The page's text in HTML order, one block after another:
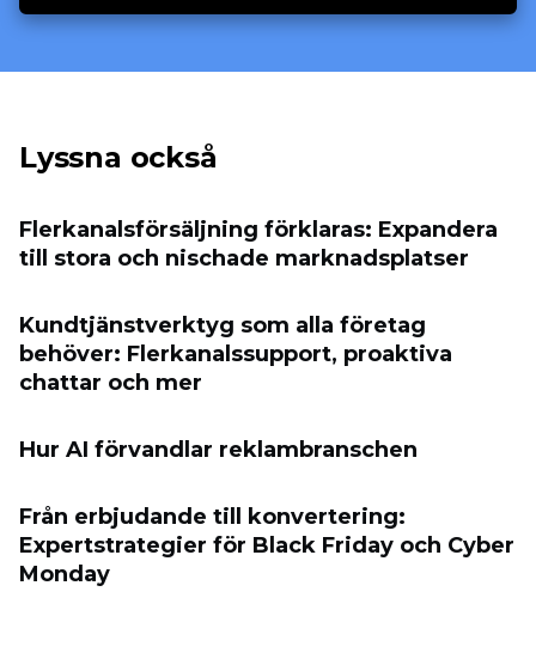
Lyssna också
Flerkanalsförsäljning förklaras: Expandera
till stora och nischade marknadsplatser
Kundtjänstverktyg som alla företag
behöver: Flerkanalssupport, proaktiva
chattar och mer
Hur AI förvandlar reklambranschen
Från erbjudande till konvertering:
Expertstrategier för Black Friday och Cyber
​​Monday